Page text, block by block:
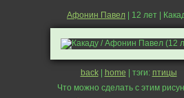
Афонин Павел | 12 лет |
back| home | тэги: птицы
Что можно сделать с этим